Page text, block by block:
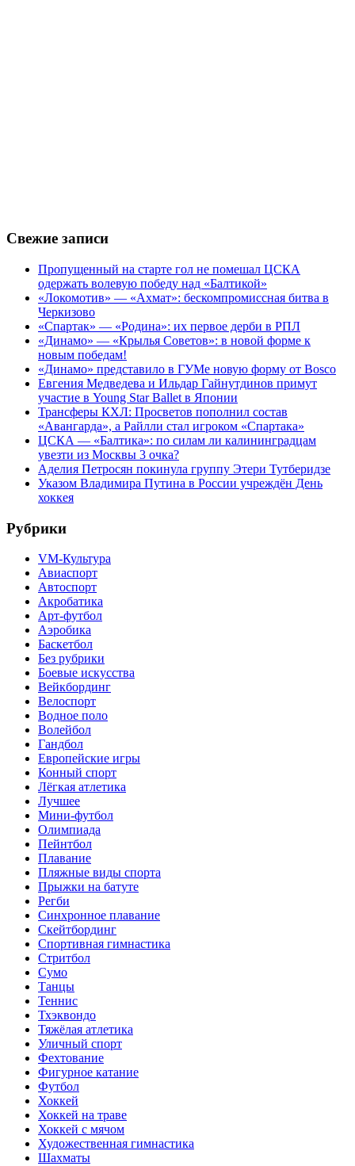
Свежие записи
Пропущенный на старте гол не помешал ЦСКА
одержать волевую победу над «Балтикой»
«Локомотив» — «Ахмат»: бескомпромиссная битва в
Черкизово
«Спартак» — «Родина»: их первое дерби в РПЛ
«Динамо» — «Крылья Советов»: в новой форме к
новым победам!
«Динамо» представило в ГУМе новую форму от Bosco
Евгения Медведева и Ильдар Гайнутдинов примут
участие в Young Star Ballet в Японии
Трансферы КХЛ: Просветов пополнил состав
«Авангарда», а Райлли стал игроком «Спартака»
ЦСКА — «Балтика»: по силам ли калининградцам
увезти из Москвы 3 очка?
Аделия Петросян покинула группу Этери Тутберидзе
Указом Владимира Путина в России учреждён День
хоккея
Рубрики
VM-Культура
Авиаспорт
Автоспорт
Акробатика
Арт-футбол
Аэробика
Баскетбол
Без рубрики
Боевые искусства
Вейкбординг
Велоспорт
Водное поло
Волейбол
Гандбол
Европейские игры
Конный спорт
Лёгкая атлетика
Лучшее
Мини-футбол
Олимпиада
Пейнтбол
Плавание
Пляжные виды спорта
Прыжки на батуте
Регби
Синхронное плавание
Скейтбординг
Спортивная гимнастика
Стритбол
Сумо
Танцы
Теннис
Тхэквондо
Тяжёлая атлетика
Уличный спорт
Фехтование
Фигурное катание
Футбол
Хоккей
Хоккей на траве
Хоккей с мячом
Художественная гимнастика
Шахматы